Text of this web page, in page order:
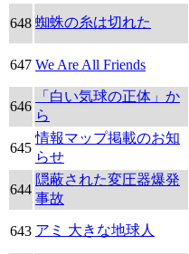
648 蜘蛛の糸は切れた
647 We Are All Friends
646
「白い気球の正体」か
ら
645
情報マップ掲載のお知
らせ
644
隠蔽された変圧器爆発
事故
643 アミ 大きな地球人